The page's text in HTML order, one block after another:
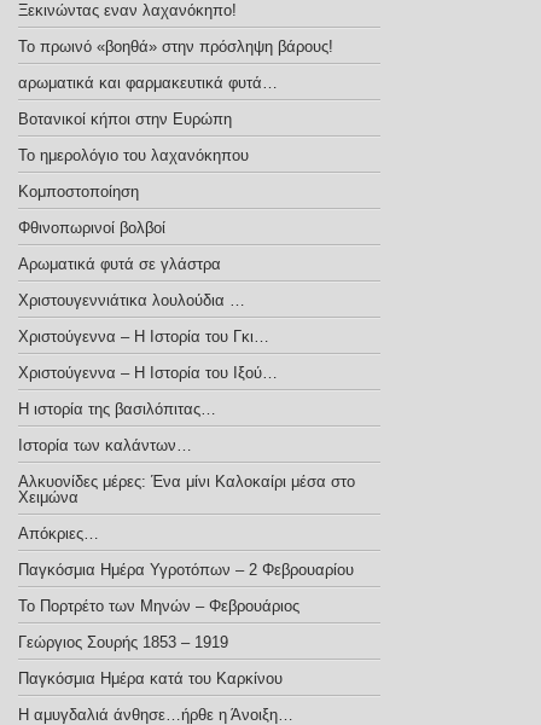
Ξεκινώντας εναν λαχανόκηπο!
Το πρωινό «βοηθά» στην πρόσληψη βάρους!
αρωματικά και φαρμακευτικά φυτά…
Βοτανικοί κήποι στην Ευρώπη
Το ημερολόγιο του λαχανόκηπου
Κομποστοποίηση
Φθινοπωρινοί βολβοί
Αρωματικά φυτά σε γλάστρα
Χριστουγεννιάτικα λουλούδια …
Χριστούγεννα – H Iστορία του Γκι…
Χριστούγεννα – Η Ιστορία του Ιξού…
Η ιστορία της βασιλόπιτας…
Ιστορία των καλάντων…
Αλκυονίδες μέρες: Ένα μίνι Καλοκαίρι μέσα στο
Χειμώνα
Απόκριες…
Παγκόσμια Ημέρα Υγροτόπων – 2 Φεβρουαρίου
Το Πορτρέτο των Μηνών – Φεβρουάριος
Γεώργιος Σουρής 1853 – 1919
Παγκόσμια Ημέρα κατά του Καρκίνου
Η αμυγδαλιά άνθησε…ήρθε η Άνοιξη…